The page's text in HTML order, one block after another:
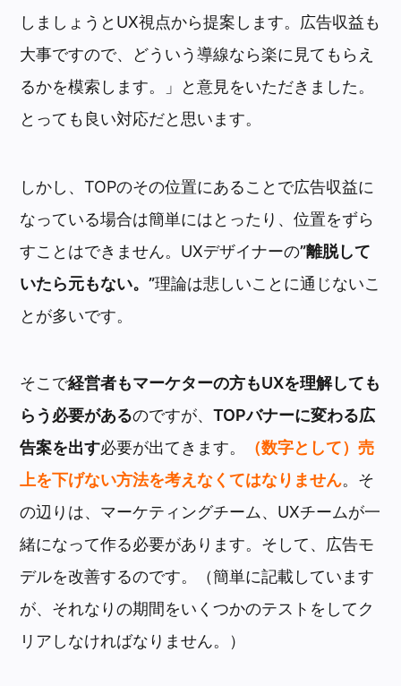
しましょうとUX視点から提案します。広告収益も
大事ですので、どういう導線なら楽に見てもらえ
るかを模索します。」と意見をいただきました。
とっても良い対応だと思います。
しかし、TOPのその位置にあることで広告収益に
なっている場合は簡単にはとったり、位置をずら
すことはできません。UXデザイナーの”離脱して
いたら元もない。”理論は悲しいことに通じないこ
とが多いです。
そこで経営者もマーケターの方もUXを理解しても
らう必要があるのですが、TOPバナーに変わる広
告案を出す必要が出てきます。
（数字として）売
上を下げない方法を考えなくてはなりません。そ
の辺りは、マーケティングチーム、UXチームが一
緒になって作る必要があります。そして、広告モ
デルを改善するのです。（簡単に記載しています
が、それなりの期間をいくつかのテストをしてク
リアしなければなりません。）